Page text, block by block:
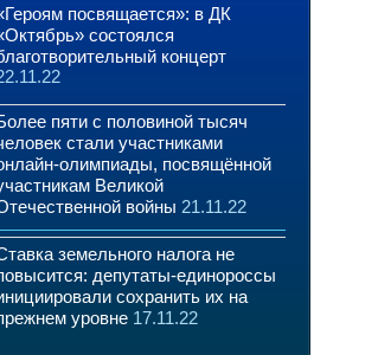
посвящается»: в ДК
состоялся
концерт
пяти с половиной тысяч
стали участниками
олимпиады, посвящённой
Великой
войны 21.11.22
земельного налога не
депутаты-единороссы
сохранить их на
уровне17.11.22